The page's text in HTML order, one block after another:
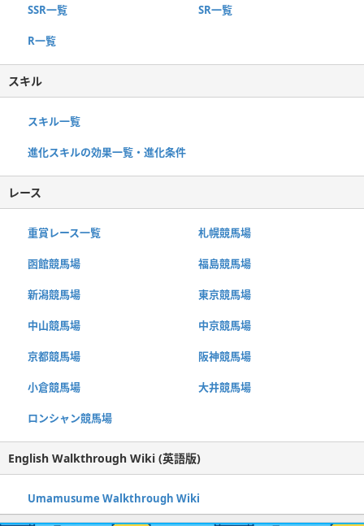
SSR一覧 SR一覧
R一覧
スキル
スキル一覧
進化スキルの効果一覧・進化条件
レース
重賞レース一覧 札幌競馬場
函館競馬場 福島競馬場
新潟競馬場 東京競馬場
中山競馬場 中京競馬場
京都競馬場 阪神競馬場
小倉競馬場 大井競馬場
ロンシャン競馬場
English Walkthrough Wiki (英語版)
Umamusume Walkthrough Wiki